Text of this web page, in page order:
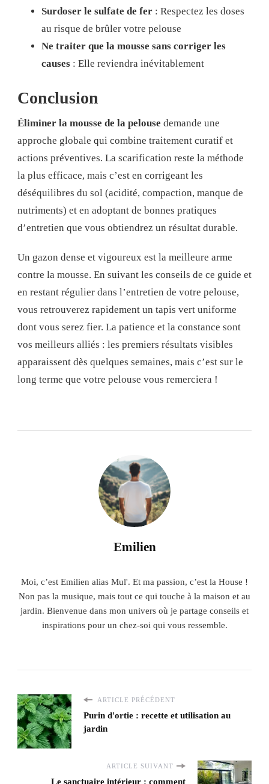
Surdoser le sulfate de fer : Respectez les doses
au risque de brûler votre pelouse
Ne traiter que la mousse sans corriger les
causes : Elle reviendra inévitablement
Conclusion
Éliminer la mousse de la pelouse demande une
approche globale qui combine traitement curatif et
actions préventives. La scarification reste la méthode
la plus efficace, mais c’est en corrigeant les
déséquilibres du sol (acidité, compaction, manque de
nutriments) et en adoptant de bonnes pratiques
d’entretien que vous obtiendrez un résultat durable.
Un gazon dense et vigoureux est la meilleure arme
contre la mousse. En suivant les conseils de ce guide et
en restant régulier dans l’entretien de votre pelouse,
vous retrouverez rapidement un tapis vert uniforme
dont vous serez fier. La patience et la constance sont
vos meilleurs alliés : les premiers résultats visibles
apparaissent dès quelques semaines, mais c’est sur le
long terme que votre pelouse vous remerciera !
Emilien
Moi, c’est Emilien alias Mul'. Et ma passion, c’est la House !
Non pas la musique, mais tout ce qui touche à la maison et au
jardin. Bienvenue dans mon univers où je partage conseils et
inspirations pour un chez-soi qui vous ressemble.
ARTICLE PRÉCÉDENT
Purin d'ortie : recette et utilisation au
jardin
ARTICLE SUIVANT
Le sanctuaire intérieur : comment